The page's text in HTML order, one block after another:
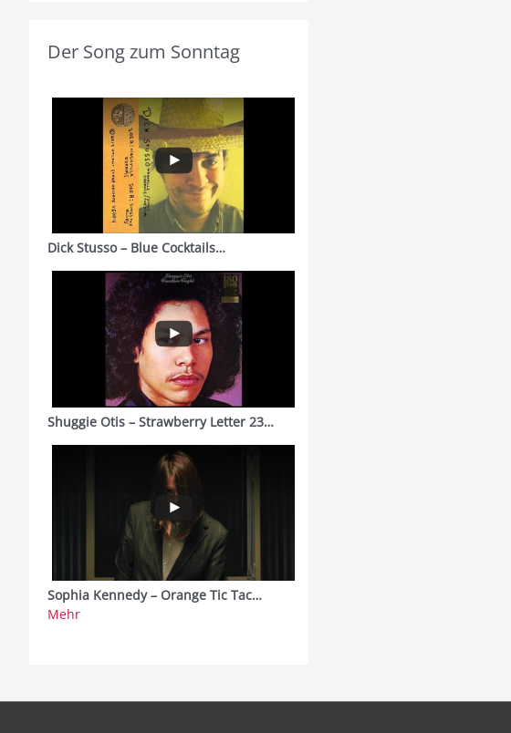
Der Song zum Sonntag
Dick Stusso – Blue Cocktails…
Shuggie Otis – Strawberry Letter 23…
Sophia Kennedy – Orange Tic Tac…
Mehr